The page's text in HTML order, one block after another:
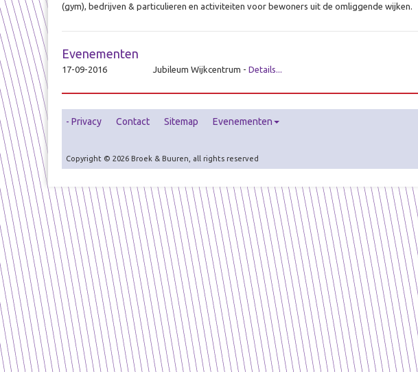
(gym), bedrijven & particulieren en activiteiten voor bewoners uit de omliggende wijken.
Evenementen
17-09-2016 Jubileum Wijkcentrum -Details...
Privacy Contact Sitemap Evenementen
Copyright © 2026 Broek & Buuren, all rights reserved